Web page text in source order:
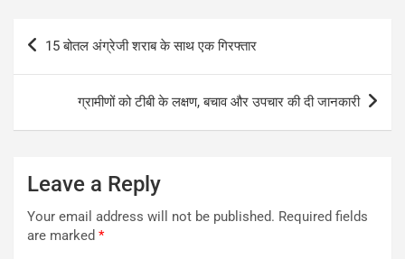
Post
navigation
15 बोतल अंग्रेजी शराब के साथ एक गिरफ्तार
ग्रामीणों को टीबी के लक्षण, बचाव और उपचार की दी जानकारी
Leave a Reply
Your email address will not be published. Required fields
are marked *